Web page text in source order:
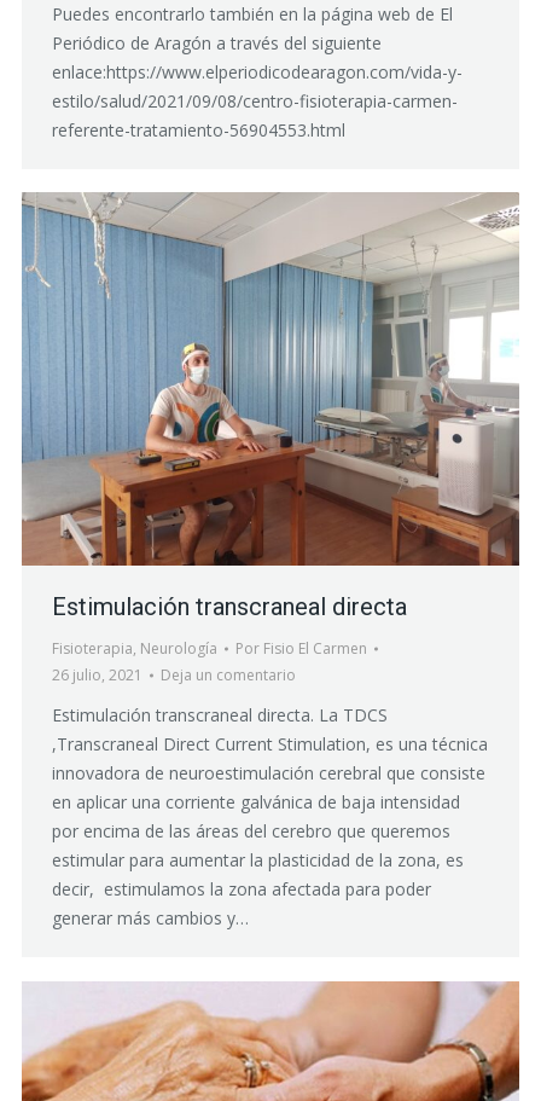
Puedes encontrarlo también en la página web de El
Periódico de Aragón a través del siguiente
enlace:https://www.elperiodicodearagon.com/vida-y-
estilo/salud/2021/09/08/centro-fisioterapia-carmen-
referente-tratamiento-56904553.html
Estimulación transcraneal directa
Fisioterapia, Neurología Por Fisio El Carmen
26 julio, 2021
Deja un comentario
Estimulación transcraneal directa. La TDCS
,Transcraneal Direct Current Stimulation, es una técnica
innovadora de neuroestimulación cerebral que consiste
en aplicar una corriente galvánica de baja intensidad
por encima de las áreas del cerebro que queremos
estimular para aumentar la plasticidad de la zona, es
decir, estimulamos la zona afectada para poder
generar más cambios y…